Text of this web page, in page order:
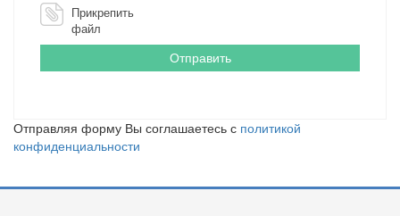
Прикрепить
файл
Отправляя форму Вы соглашаетесь с политикой
конфиденциальности